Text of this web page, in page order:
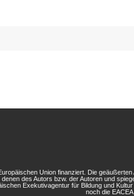
Union finanziert. Die
des Autors bzw. der Autoren und
Exekutivagentur für Bildung und
noch die